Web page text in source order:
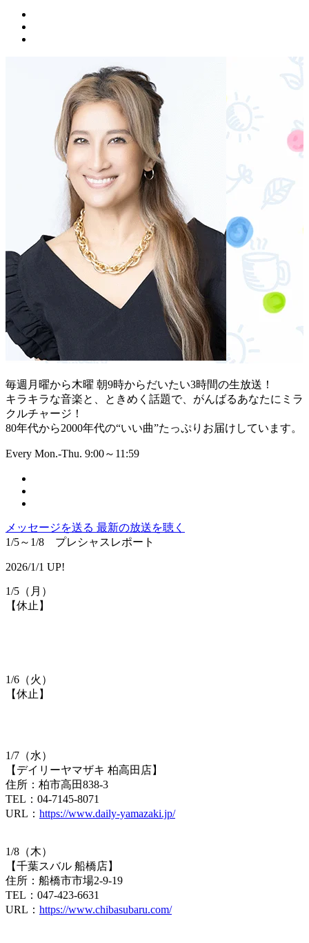
毎週月曜から木曜 朝9時からだいたい3時間の生放送！
キラキラな音楽と、ときめく話題で、がんばるあなたにミラ
クルチャージ！
80年代から2000年代の“いい曲”たっぷりお届けしています。
Every Mon.-Thu. 9:00～11:59
メッセージを送る 最新の放送を聴く
1/5～1/8 プレシャスレポート
2026/1/1 UP!
1/5（月）
【休止】
1/6（火）
【休止】
1/7（水）
【デイリーヤマザキ 柏高田店】
住所：柏市高田838-3
TEL：04-7145-8071
URL：​ https://www.daily-yamazaki.jp/
1/8（木）
【千葉スバル 船橋店】
住所：船橋市市場2-9-19
TEL：047-423-6631
URL： https://www.chibasubaru.com/